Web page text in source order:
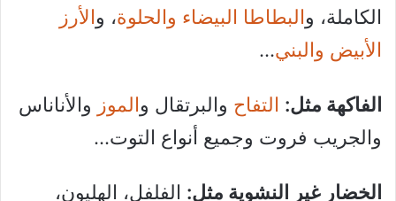
الكاملة، والبطاطا البيضاء والحلوة، والأرز
الأبيض والبني…
الفاكهة مثل: التفاح والبرتقال والموز والأناناس
والجريب فروت وجميع أنواع التوت…
الخضار غير النشوية مثل: الفلفل، الهليون،